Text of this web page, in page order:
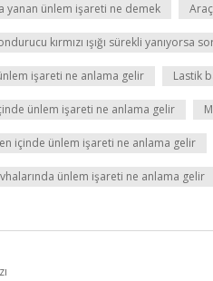
yanan ünlem işareti ne demek
kırmızı ışığı sürekli yanıyorsa
ünlem işareti ne anlama gelir Lastik
ünlem işareti ne anlama gelir
içinde ünlem işareti ne anlama gelir
ünlem işareti ne anlama gelir